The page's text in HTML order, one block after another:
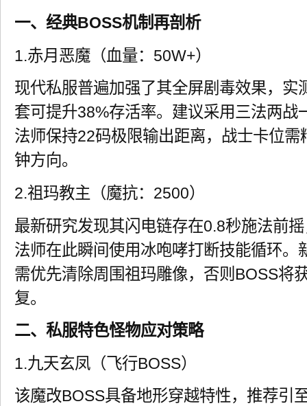
一、经典BOSS机制再剖析
1.赤月恶魔（血量：50W+）
现代私服普遍加强了其全屏剧毒效果，实
套可提升38%存活率。建议采用三法两战
法师保持22码极限输出距离，战士卡位需
钟方向。
2.祖玛教主（魔抗：2500）
最新研究发现其闪电链存在0.8秒施法前
法师在此瞬间使用冰咆哮打断技能循环。
需优先清除周围祖玛雕像，否则BOSS将
复。
二、私服特色怪物应对策略
1.九天玄凤（飞行BOSS）
该魔改BOSS具备地形穿越特性，推荐引